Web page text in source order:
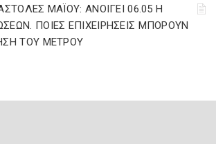
ΜΑΪΟΥ: ΑΝΟΙΓΕΙ 06.05 Η
ΠΟΙΕΣ ΕΠΙΧΕΙΡΗΣΕΙΣ ΜΠΟΡΟΥΝ
ΤΟΥ ΜΕΤΡΟΥ